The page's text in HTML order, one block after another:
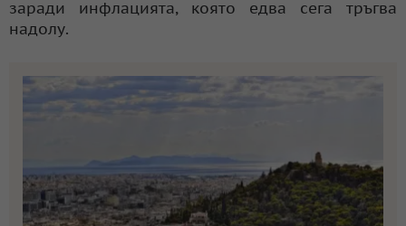
заради инфлацията, която едва сега тръгва
надолу.